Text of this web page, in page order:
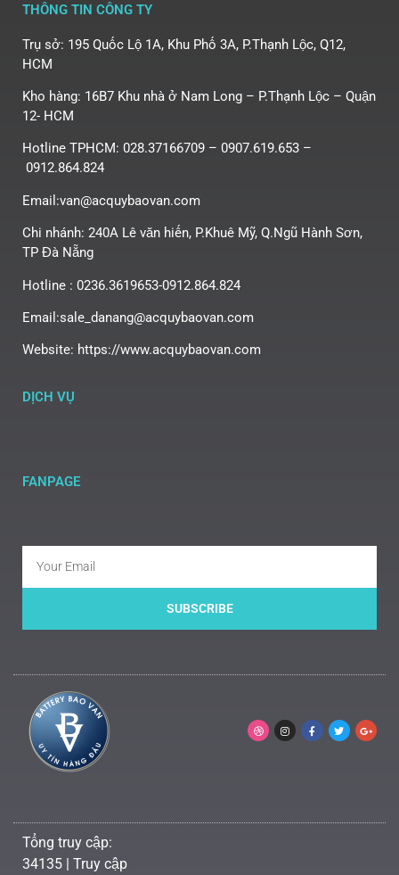
THÔNG TIN CÔNG TY
Trụ sở: 195 Quốc Lộ 1A, Khu Phố 3A, P.Thạnh Lộc, Q12,
HCM
Kho hàng: 16B7 Khu nhà ở Nam Long – P.Thạnh Lộc – Quận
12- HCM
Hotline TPHCM: 028.37166709 – 0907.619.653 –
0912.864.824
Email:van@acquybaovan.com
Chi nhánh: 240A Lê văn hiến, P.Khuê Mỹ, Q.Ngũ Hành Sơn,
TP Đà Nẵng
Hotline : 0236.3619653-0912.864.824
Email:sale_danang@acquybaovan.com
Website: https://www.acquybaovan.com
DỊCH VỤ
FANPAGE
SUBSCRIBE
Tổng truy cập:
34135 | Truy cập